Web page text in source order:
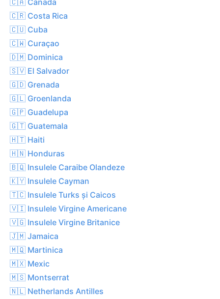
🇨🇷 Costa Rica
🇨🇺 Cuba
🇨🇼 Curaçao
🇩🇲 Dominica
🇸🇻 El Salvador
🇬🇩 Grenada
🇬🇱 Groenlanda
🇬🇵 Guadelupa
🇬🇹 Guatemala
🇭🇹 Haiti
🇭🇳 Honduras
🇧🇶 Insulele Caraibe Olandeze
🇰🇾 Insulele Cayman
🇹🇨 Insulele Turks și Caicos
🇻🇮 Insulele Virgine Americane
🇻🇬 Insulele Virgine Britanice
🇯🇲 Jamaica
🇲🇶 Martinica
🇲🇽 Mexic
🇲🇸 Montserrat
🇳🇱 Netherlands Antilles